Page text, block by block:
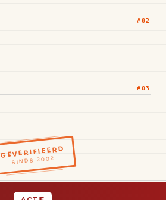
#02
#03
GEVERIFIEERD
SINDS 2002